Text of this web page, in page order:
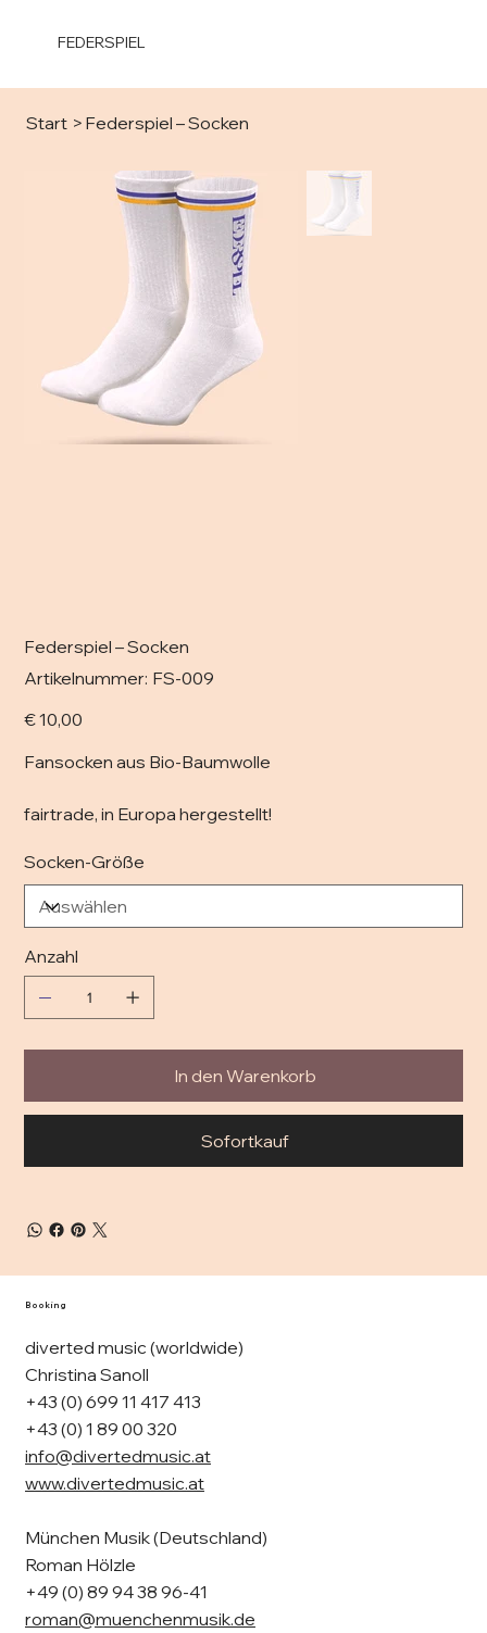
FEDERSPIEL
Start > Federspiel – Socken
Federspiel – Socken
Artikelnummer: Artikelnummer:
FS-
FS-009
€ 10,00
Fansocken aus Bio-Baumwolle
fairtrade, in Europa hergestellt!
Socken-Größe
Anzahl
In den Warenkorb
Sofortkauf
Booking
diverted music (worldwide)
Christina Sanoll
+43 (0) 699 11 417 413
+43 (0) 1 89 00 320
info@divertedmusic.at
www.divertedmusic.at
München Musik (Deutschland)
Roman Hölzle
+49 (0) 89 94 38 96-41
roman@muenchenmusik.de